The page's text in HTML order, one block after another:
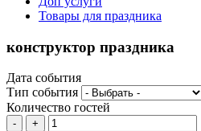
Товары для праздника
конструктор праздника
Дата события
Тип события
Количество гостей
- +